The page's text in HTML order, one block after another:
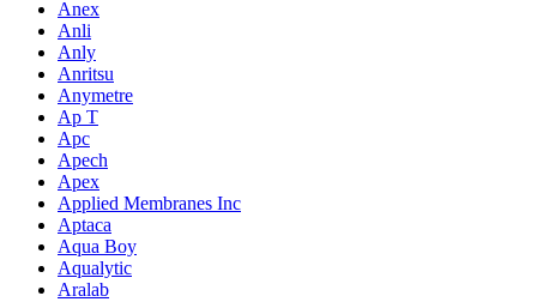
Anex
Anli
Anly
Anritsu
Anymetre
Ap T
Apc
Apech
Apex
Applied Membranes Inc
Aptaca
Aqua Boy
Aqualytic
Aralab